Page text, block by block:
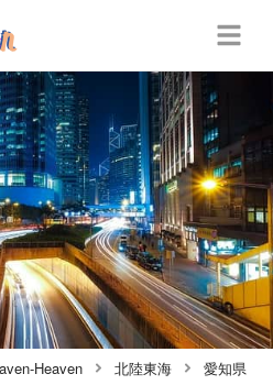
Heaven 北陸東海 愛知県